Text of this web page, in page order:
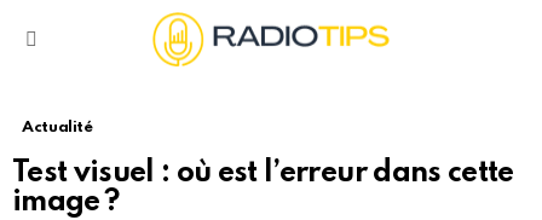
Actualité
Test visuel : où est l’erreur dans cette
image ?